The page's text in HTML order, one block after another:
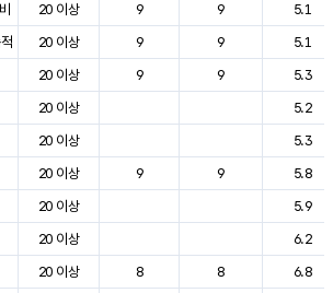
20 이상 9 9
5.1
20 이상 9 9
5.1
20 이상 9 9
5.3
20 이상
5.2
20 이상
5.3
20 이상 9 9
5.8
20 이상
5.9
20 이상
6.2
20 이상 8 8
6.8